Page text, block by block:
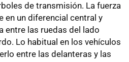
de transmisión. La fuerza
en un diferencial central y
entre las ruedas del lado
Lo habitual en los vehículos
entre las delanteras y las